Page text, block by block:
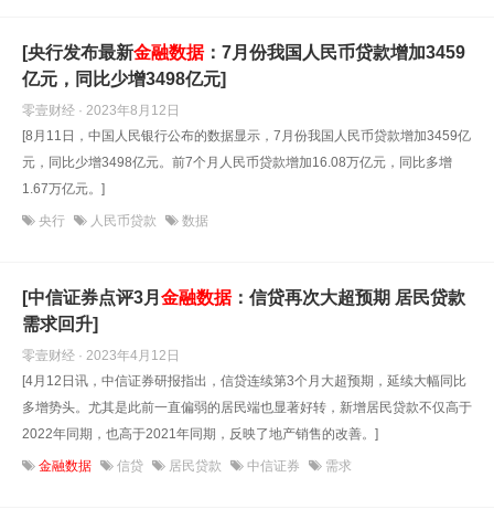
[央行发布最新金融数据：7月份我国人民币贷款增加3459
亿元，同比少增3498亿元]
零壹财经 · 2023年8月12日
[8月11日，中国人民银行公布的数据显示，7月份我国人民币贷款增加3459亿
元，同比少增3498亿元。前7个月人民币贷款增加16.08万亿元，同比多增
1.67万亿元。]
央行 人民币贷款 数据
[中信证券点评3月 金融数据：信贷再次大超预期 居民贷款
需求回升]
零壹财经 · 2023年4月12日
[4月12日讯，中信证券研报指出，信贷连续第3个月大超预期，延续大幅同比
多增势头。尤其是此前一直偏弱的居民端也显著好转，新增居民贷款不仅高于
2022年同期，也高于2021年同期，反映了地产销售的改善。]
金融数据 信贷 居民贷款 中信证券 需求